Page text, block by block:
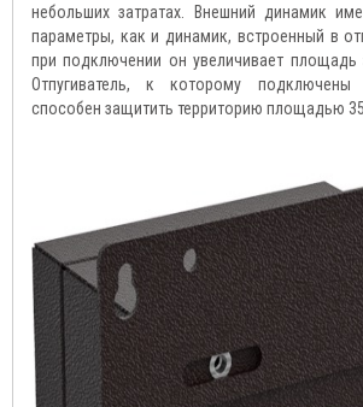
небольших затратах. Внешний динамик
параметры, как и динамик, встроенный в
при подключении он увеличивает
Отпугиватель, к которому подключены
способен защитить территорию площадью